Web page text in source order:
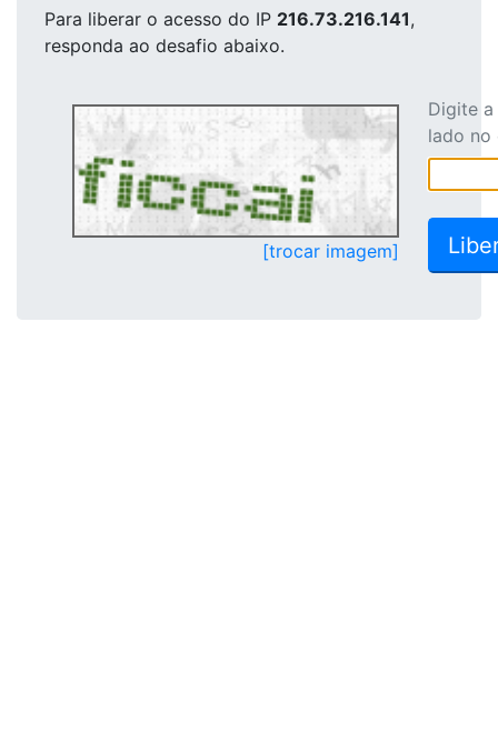
Para liberar o acesso do IP 216.73.216.141,
responda ao desafio abaixo.
[trocar imagem]
Digite
lado no